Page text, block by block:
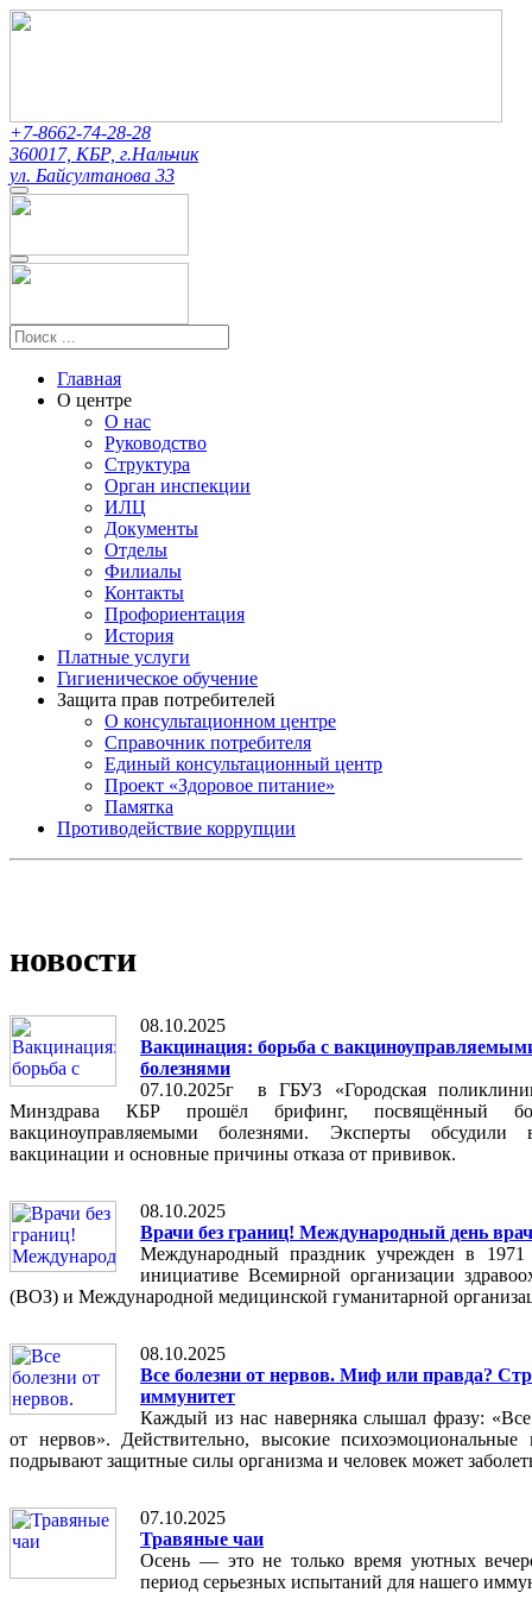
+7-8662-74-28-28
360017, КБР, г.Нальчик
ул. Байсултанова 33
Главная
О центре
О нас
Руководство
Структура
Орган инспекции
ИЛЦ
Документы
Отделы
Филиалы
Контакты
Профориентация
История
Платные услуги
Гигиеническое обучение
Защита прав потребителей
О консультационном центре
Справочник потребителя
Единый консультационный центр
Проект «Здоровое питание»
Памятка
Противодействие коррупции
новости
08.10.2025
Вакцинация: борьба с
болезнями
07.10.2025г в ГБУЗ «Городская
Минздрава КБР прошёл брифинг, посвящённый
вакциноуправляемыми болезнями. Эксперты обсудили
вакцинации и основные причины отказа от прививок.
08.10.2025
Врачи без границ! Международный день
Международный праздник учрежден в
инициативе Всемирной организации
(ВОЗ) и Международной медицинской гуманитарной
08.10.2025
Все болезни от нервов. Миф или правда?
иммунитет
Каждый из нас наверняка слышал фразу:
от нервов». Действительно, высокие психоэмоциональные
подрывают защитные силы организма и человек может
07.10.2025
Травяные чаи
Осень — это не только время уютных
период серьезных испытаний для нашего